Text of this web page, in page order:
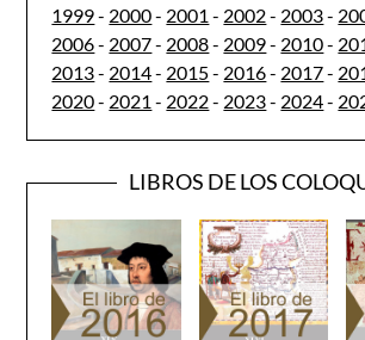
1999- 2000- 2001 - 2002- 2003-
2006- 2007- 2008- 2009- 2010-
2013- 2014- 2015- 2016- 2017-
2020- 2021 - 2022- 2023- 2024-
LIBROS DE LOS